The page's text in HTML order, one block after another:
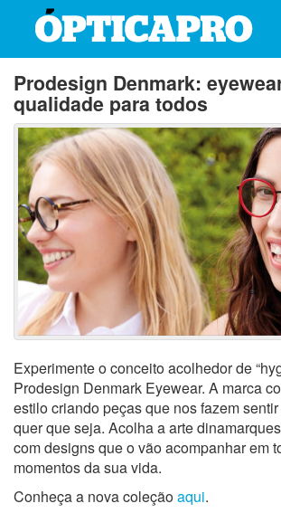
Prodesign Denmark:
qualidade para todos
Experimente o conceito acolhedor de
Prodesign Denmark Eyewear. A marca
estilo criando peças que nos fazem
quer que seja. Acolha a arte
com designs que o vão acompanhar em
momentos da sua vida.
Conheça a nova coleçãoaqui.